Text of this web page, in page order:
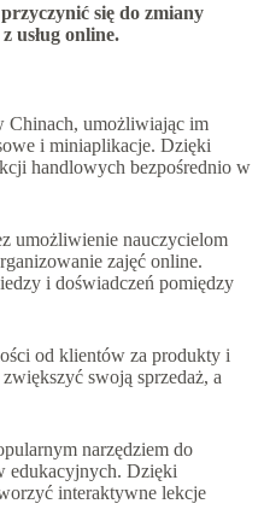
się do zmiany
usług online.
Chinach, umożliwiając im
i miniaplikacje. Dzięki
handlowych bezpośrednio w
umożliwienie nauczycielom
zajęć online.
i doświadczeń pomiędzy
od klientów za produkty i
swoją sprzedaż, a
narzędziem do
edukacyjnych. Dzięki
interaktywne lekcje